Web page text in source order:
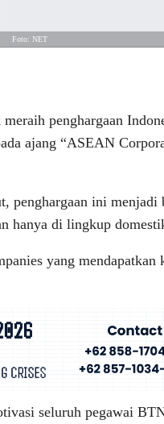
Foto: NET
penghargaan
ajang “ASEAN
ini menjadi
hanya di lingkup
yang mendapatkan
seluruh pegawai